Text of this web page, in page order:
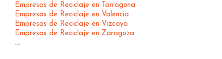
Empresas de Reciclaje en Tarragona
Empresas de Reciclaje en Valencia
Empresas de Reciclaje en Vizcaya
Empresas de Reciclaje en Zaragoza
...